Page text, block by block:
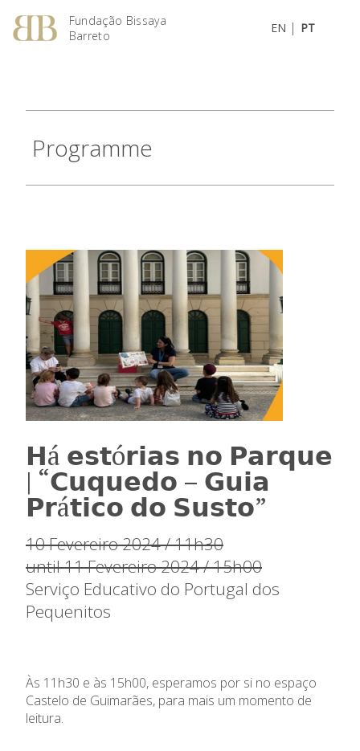
Fundação Bissaya
Barreto
EN | PT
Programme
𝗛á 𝗲𝘀𝘁ó𝗿𝗶𝗮𝘀 𝗻𝗼 𝗣𝗮𝗿𝗾𝘂𝗲
| “𝗖𝘂𝗾𝘂𝗲𝗱𝗼 – 𝗚𝘂𝗶𝗮
𝗣𝗿á𝘁𝗶𝗰𝗼 𝗱𝗼 𝗦𝘂𝘀𝘁𝗼”
10 Fevereiro 2024 / 11h30
until 11 Fevereiro 2024 / 15h00
Serviço Educativo do Portugal dos
Pequenitos
Às 11h30 e às 15h00, esperamos por si no espaço
Castelo de Guimarães, para mais um momento de
leitura.